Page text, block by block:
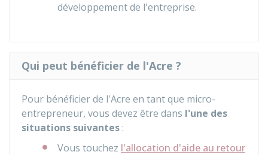
développement de l'entreprise.
Qui peut bénéficier de l'Acre ?
Pour bénéficier de l'Acre en tant que micro-
entrepreneur, vous devez être dans l'une des
situations suivantes :
Vous touchez l'allocation d'aide au retour